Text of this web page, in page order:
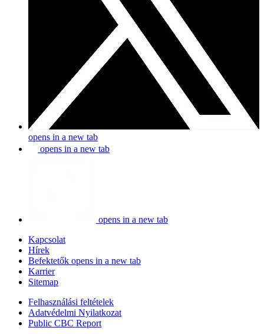
opens in a new tab
opens in a new tab
opens in a new tab
Kapcsolat
Hírek
Befektetők opens in a new tab
Karrier
Sitemap
Felhasználási feltételek
Adatvédelmi Nyilatkozat
Public CBC Report